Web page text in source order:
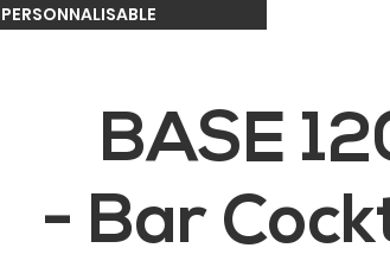
PERSONNALISABLE
BASE
- Bar